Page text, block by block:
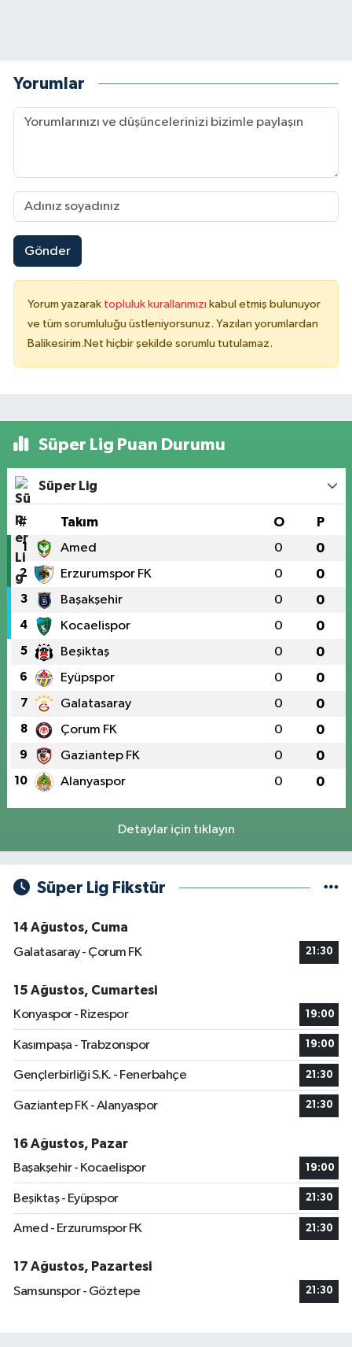
Yorumlar
Gönder
Yorum yazarak topluluk kurallarımızı kabul etmiş bulunuyor
ve tüm sorumluluğu üstleniyorsunuz. Yazılan yorumlardan
Balikesirim.Net hiçbir şekilde sorumlu tutulamaz.
Süper Lig Puan Durumu
Süper Lig
# Takım O P
1 Amed 0 0
2 Erzurumspor FK 0 0
3 Başakşehir 0 0
4 Kocaelispor 0 0
5 Beşiktaş 0 0
6 Eyüpspor 0 0
7 Galatasaray 0 0
8 Çorum FK 0 0
9 Gaziantep FK 0 0
10 Alanyaspor 0 0
Detaylar için tıklayın
Süper Lig Fikstür
14 Ağustos, Cuma
Galatasaray - Çorum FK
21:30
15 Ağustos, Cumartesi
Konyaspor - Rizespor
19:00
Kasımpaşa - Trabzonspor 19:00
Gençlerbirliği S.K. - Fenerbahçe 21:30
Gaziantep FK - Alanyaspor 21:30
16 Ağustos, Pazar
Başakşehir - Kocaelispor
19:00
Beşiktaş - Eyüpspor 21:30
Amed - Erzurumspor FK 21:30
17 Ağustos, Pazartesi
Samsunspor - Göztepe
21:30